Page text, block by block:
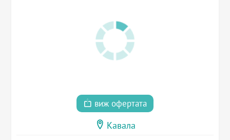
виж офертата
Кавала